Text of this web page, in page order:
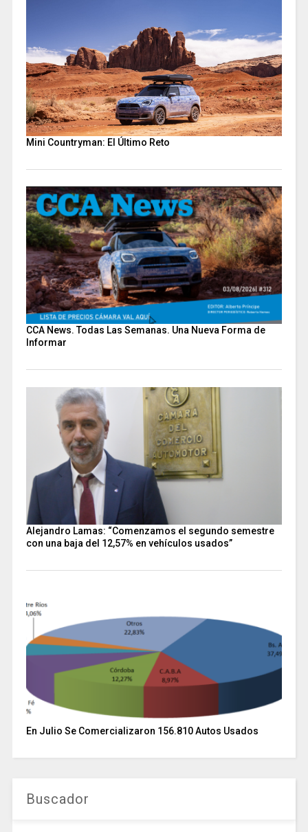
Mini Countryman: El Último Reto
CCA News. Todas Las Semanas. Una Nueva Forma de
Informar
Alejandro Lamas: “Comenzamos el segundo semestre
con una baja del 12,57% en vehículos usados”
En Julio Se Comercializaron 156.810 Autos Usados
Buscador